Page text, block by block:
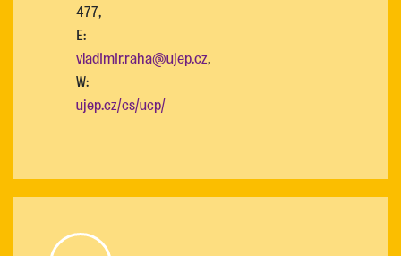
477,
E:
vladimir.raha@ujep.cz,
W:
ujep.cz/cs/ucp/